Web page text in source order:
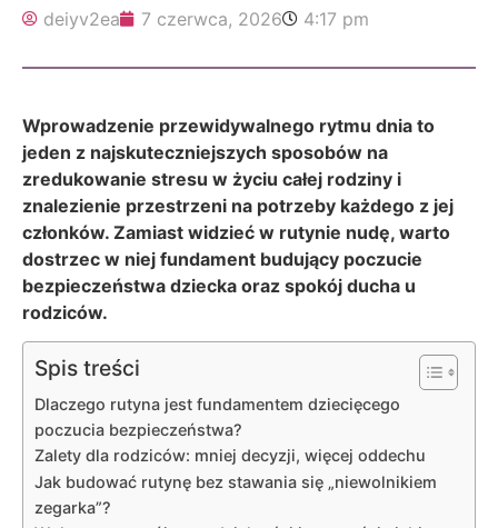
deiyv2ea 7 czerwca, 2026 4:17 pm
Wprowadzenie przewidywalnego rytmu dnia to
jeden z najskuteczniejszych sposobów na
zredukowanie stresu w życiu całej rodziny i
znalezienie przestrzeni na potrzeby każdego z jej
członków. Zamiast widzieć w rutynie nudę, warto
dostrzec w niej fundament budujący poczucie
bezpieczeństwa dziecka oraz spokój ducha u
rodziców.
Spis treści
Dlaczego rutyna jest fundamentem dziecięcego
poczucia bezpieczeństwa?
Zalety dla rodziców: mniej decyzji, więcej oddechu
Jak budować rutynę bez stawania się „niewolnikiem
zegarka”?